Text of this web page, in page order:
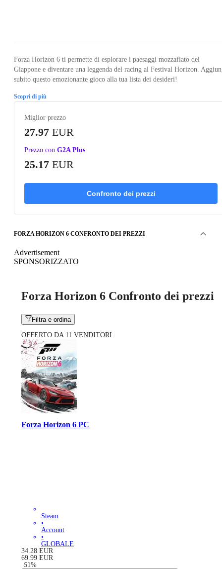
Forza Horizon 6 ti permette di esplorare i paesaggi mozzafiato del
Giappone e diventare una leggenda del racing al Festival Horizon.
subito questo emozionante gioco alla tua lista dei desideri!
Scopri di più
Miglior prezzo
27.97 EUR
Prezzo con G2A Plus
25.17 EUR
Confronto dei prezzi
FORZA HORIZON 6 CONFRONTO DEI PREZZI
Advertisement
SPONSORIZZATO
Forza Horizon 6 Confronto dei prezzi
Filtra e ordina
OFFERTO DA 11 VENDITORI
Forza Horizon 6 PC
Steam
•
Account
•
GLOBALE
34.28 EUR
69.99 EUR
-51 %